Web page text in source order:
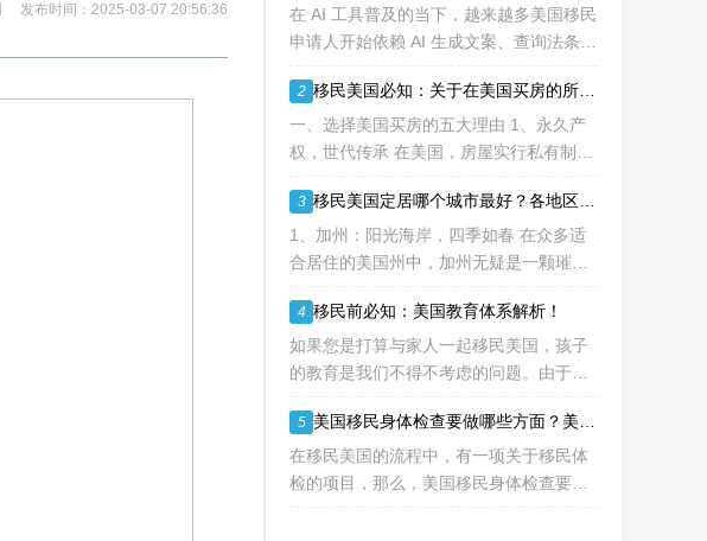
发布时间：2025-03-07 20:56:36
在 AI 工具普及的当下，越来越多美国移民
申请人开始依赖 AI 生成文案、查询法条、
器"，实则可能成为 EB-1A、NIW 申请路
上的致命障碍。 美利加
2
一、选择美国买房的五大理由 1、永久产
权，世代传承 在美国，房屋实行私有制且
过户手续，那房子、房子上方的天空以及
下方的土地，就永远属于你，真正实现资
产的长久
3
1、加州：阳光海岸，四季如春 在众多适
合居住的美国州中，加州无疑是一颗璀璨
调控的，一年四季都宜人无比。尤其是南
部和中部海岸地区，夏季气温通常能保持
在30度以下
4 移民前必知：美国教育体系解析！
如果您是打算与家人一起移民美国，孩子
的教育是我们不得不考虑的问题。由于各
助公立学校方面发挥着重要作用，因此学
校的运作方式和达到的标准存在很大差
异。作为外籍人士，
5
在移民美国的流程中，有一项关于移民体
检的项目，那么，美国移民身体检查要做